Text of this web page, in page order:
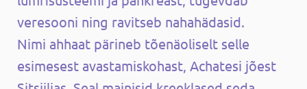
veresooni ning ravitseb nahahädasid.
Nimi ahhaat pärineb tõenäoliselt selle
esimesest avastamiskohast, Achatesi jõest